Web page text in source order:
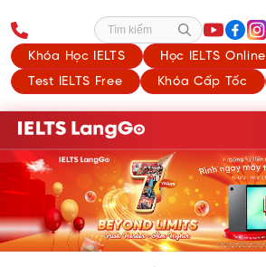
Khóa Học IELTS
Học IELTS Online
Test IELTS Free
Khóa Cấp Tốc
Tìm kiếm